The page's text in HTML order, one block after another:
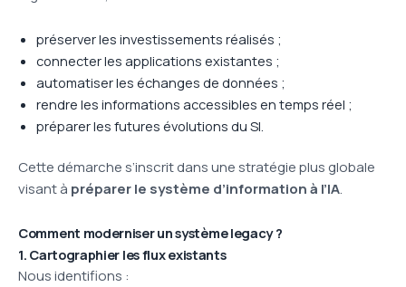
préserver les investissements réalisés ;
connecter les applications existantes ;
automatiser les échanges de données ;
rendre les informations accessibles en temps réel ;
préparer les futures évolutions du SI.
Cette démarche s’inscrit dans une stratégie plus globale
visant à préparer le système d’information à l’IA.
Comment moderniser un système legacy ?
1. Cartographier les flux existants
Nous identifions :